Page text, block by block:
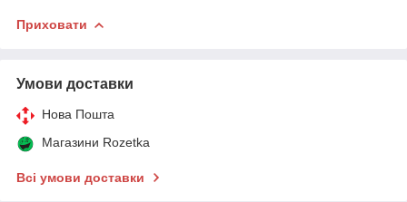
Приховати
Умови доставки
Нова Пошта
Магазини Rozetka
Всі умови доставки